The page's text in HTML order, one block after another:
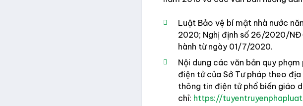
Luật Bảo vệ bí mật nhà nước
2020; Nghị định số 26/2020/
hành từ ngày 01/7/2020.
Nội dung các văn bản quy
điện tử của Sở Tư pháp theo địa
thông tin điện tử phổ biến giáo
chỉ: https://